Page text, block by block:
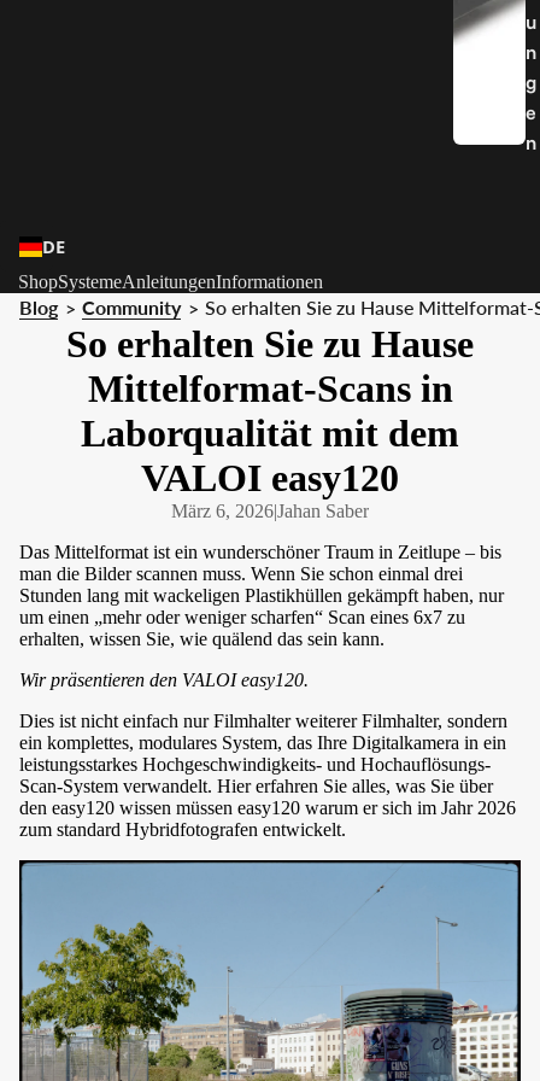
u
n
g
e
n
DE
ShopSystemeAnleitungenInformationen
Blog > Community > So erhalten Sie zu Hause
So erhalten Sie zu Hause
Mittelformat-Scans in
Laborqualität mit dem
VALOI easy120
März 6, 2026|Jahan Saber
Das Mittelformat ist ein wunderschöner Traum in Zeitlupe – bis
man die Bilder scannen muss. Wenn Sie schon einmal drei
Stunden lang mit wackeligen Plastikhüllen gekämpft haben, nur
um einen „mehr oder weniger scharfen“ Scan eines 6x7 zu
erhalten, wissen Sie, wie quälend das sein kann.
Wir präsentieren den VALOI easy120.
Dies ist nicht einfach nur Filmhalter weiterer Filmhalter, sondern
ein komplettes, modulares System, das Ihre Digitalkamera in ein
leistungsstarkes Hochgeschwindigkeits- und Hochauflösungs-
Scan-System verwandelt. Hier erfahren Sie alles, was Sie über
den easy120 wissen müssen easy120 warum er sich im Jahr 2026
zum standard Hybridfotografen entwickelt.